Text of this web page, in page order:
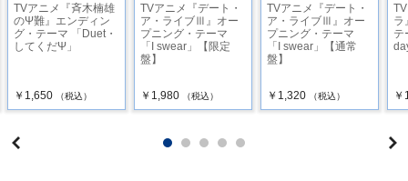
TVアニメ『斉木楠雄
のΨ難』エンディン
グ・テーマ 「Duet・
してくだΨ」
￥1,650 （税込）
TVアニメ『デート・
ア・ライブⅢ』オー
プニング・テーマ
「I swear」【限定
盤】
￥1,980 （税込）
TVアニメ『デート・
ア・ライブⅢ』オー
プニング・テーマ
「I swear」【通常
盤】
￥1,320 （税込）
ラ